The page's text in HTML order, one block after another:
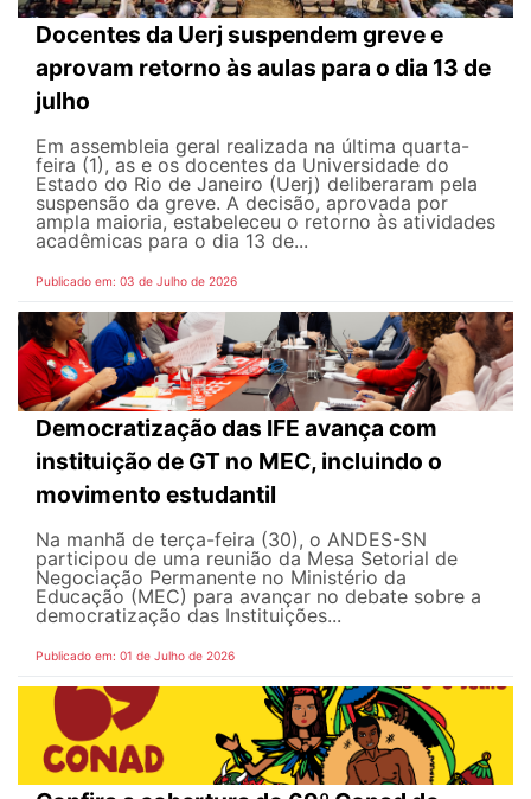
Docentes da Uerj suspendem greve e
aprovam retorno às aulas para o dia 13 de
julho
Em assembleia geral realizada na última quarta-
feira (1), as e os docentes da Universidade do
Estado do Rio de Janeiro (Uerj) deliberaram pela
suspensão da greve. A decisão, aprovada por
ampla maioria, estabeleceu o retorno às atividades
acadêmicas para o dia 13 de...
Publicado em: 03 de Julho de 2026
Democratização das IFE avança com
instituição de GT no MEC, incluindo o
movimento estudantil
Na manhã de terça-feira (30), o ANDES-SN
participou de uma reunião da Mesa Setorial de
Negociação Permanente no Ministério da
Educação (MEC) para avançar no debate sobre a
democratização das Instituições...
Publicado em: 01 de Julho de 2026